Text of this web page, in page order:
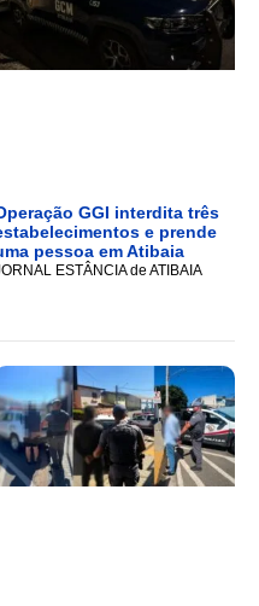
GGI interdita três
e prende
pessoa em Atibaia
ESTÂNCIA de ATIBAIA